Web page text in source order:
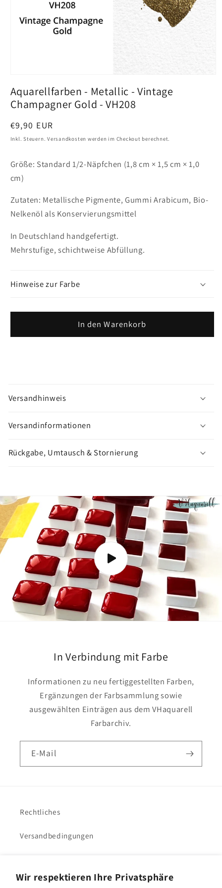
Wir respektieren Ihre Privatsphäre
in
Vollansicht
öffnen
Aquarellfarben - Metallic - Vintage
Champagner Gold - VH208
Preis
€9,90 EUR
Inkl. Steuern. Versandkosten werden im Checkout berechnet.
Größe: Standard 1/2-Näpfchen (1,8 cm × 1,5 cm × 1,0
cm)
Zutaten: Metallische Pigmente, Gummi Arabicum, Bio-
Nelkenöl als Konservierungsmittel
In Deutschland handgefertigt.
Mehrstufige, schichtweise Abfüllung.
Hinweise zur Farbe
In den Warenkorb
h
a
n
g
e
n
Versandhinweis
Versandinformationen
Rückgabe, Umtausch & Stornierung
In Verbindung mit Farbe
Informationen zu neu fertiggestellten Farben,
Ergänzungen der Farbsammlung sowie
ausgewählten Einträgen aus dem VHaquarell
Farbarchiv.
E-Mail
Rechtliches
Versandbedingungen
VHacademy